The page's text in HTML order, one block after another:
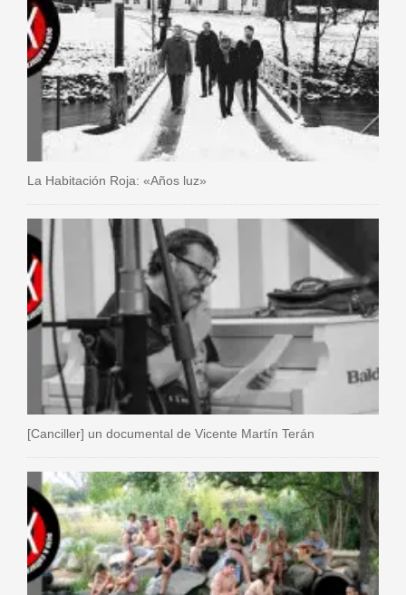
La Habitación Roja: «Años luz»
[Canciller] un documental de Vicente Martín Terán